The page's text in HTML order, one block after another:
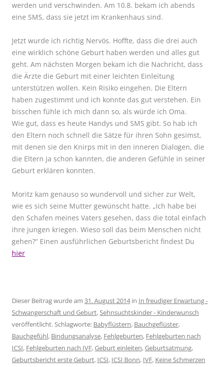
werden und verschwinden. Am 10.8. bekam ich abends
eine SMS, dass sie jetzt im Krankenhaus sind.
Jetzt wurde ich richtig Nervös. Hoffte, dass die drei auch
eine wirklich schöne Geburt haben werden und alles gut
geht. Am nächsten Morgen bekam ich die Nachricht, dass
die Ärzte die Geburt mit einer leichten Einleitung
unterstützen wollen. Kein Risiko eingehen. Die Eltern
haben zugestimmt und ich konnte das gut verstehen. Ein
bisschen fühle ich mich dann so, als würde ich Oma.
Wie gut, dass es heute Handys und SMS gibt. So hab ich
den Eltern noch schnell die Sätze für ihren Sohn gesimst,
mit denen sie den Knirps mit in den inneren Dialogen, die
die Eltern ja schon kannten, die anderen Gefühle in seiner
Geburt erklären konnten.
Moritz kam genauso so wundervoll und sicher zur Welt,
wie es sich seine Mutter gewünscht hatte. „Ich habe bei
den Schafen meines Vaters gesehen, dass die total einfach
ihre jungen kriegen. Wieso soll das beim Menschen nicht
gehen?“ Einen ausführlichen Geburtsbericht findest Du
hier
Dieser Beitrag wurde am 31. August 2014in In freudiger Erwartung -
Schwangerschaft und Geburt,Sehnsuchtskinder - Kinderwunsch
veröffentlicht. Schlagworte: Babyflüstern, Bauchgeflüster,
Bauchgefühl, Bindungsanalyse, Fehlgeburten, Fehlgeburten nach
ICSI, Fehlgeburten nach IVF,Geburt einleiten,Geburtsatmung,
Geburtsbericht erste Geburt, ICSI, ICSI Bonn, IVF, Keine Schmerzen